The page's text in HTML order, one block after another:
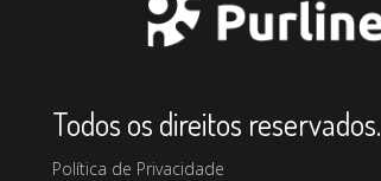
Todos os direitos reservados.
Política de Privacidade